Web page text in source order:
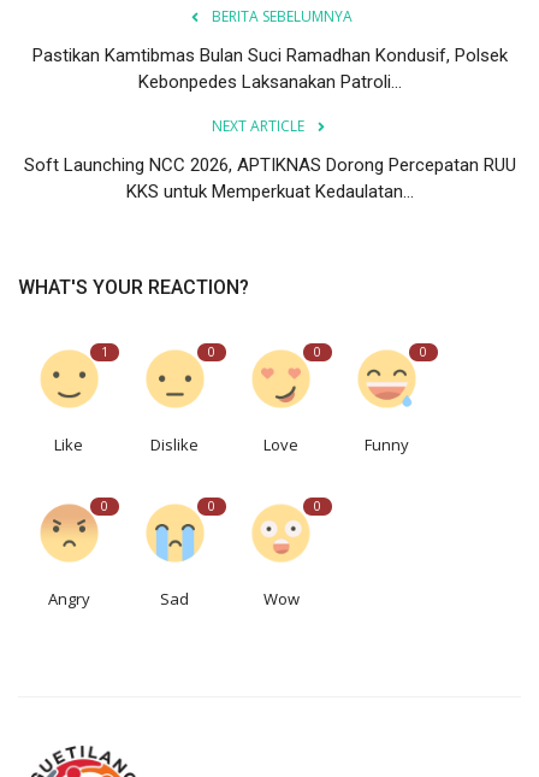
BERITA SEBELUMNYA
Pastikan Kamtibmas Bulan Suci Ramadhan Kondusif, Polsek
Kebonpedes Laksanakan Patroli...
NEXT ARTICLE
Soft Launching NCC 2026, APTIKNAS Dorong Percepatan RUU
KKS untuk Memperkuat Kedaulatan...
WHAT'S YOUR REACTION?
1
Like
0
Dislike
0
Love
0
Funny
0
Angry
0
Sad
0
Wow